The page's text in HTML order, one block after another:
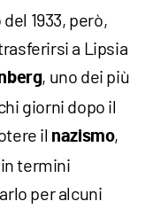
1933, però,
a Lipsia
, uno dei più
giorni dopo il
il nazismo,
termini
per alcuni